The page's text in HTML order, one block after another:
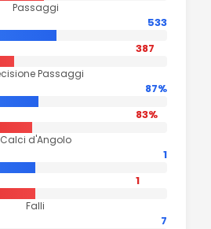
Passaggi
533
387
Passaggi
87%
83%
Calci d'Angolo
1
1
Falli
7